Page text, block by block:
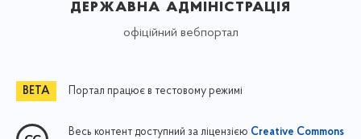
державна адміністрація
офіційний вебпортал
Портал працює в тестовому режимі
Весь контент доступний за ліцензією Creative Commons